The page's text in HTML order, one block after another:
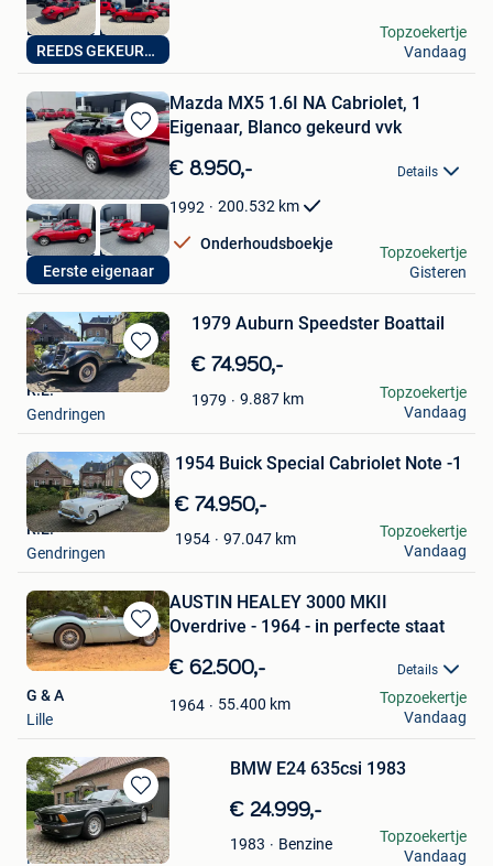
REEDS GEKEURD VVK
Drive nice BV
Overpelt
Topzoekertje
Vandaag
Bewaren
in
Mijn
Favorieten
Eerste eigenaar
Mazda MX5 1.6I NA Cabriolet, 1
Eigenaar, Blanco gekeurd vvk
€ 8.950,- Details
1992 200.532 km
Onderhoudsboekje
Drive nice BV
Overpelt
Topzoekertje
Gisteren
Bewaren
in
1979 Auburn Speedster Boattail
€ 74.950,-
1979 9.887 km
R.E.
Gendringen
Topzoekertje
Vandaag
Bewaren
in
1954 Buick Special Cabriolet Note -1
€ 74.950,-
1954 97.047 km
R.E.
Gendringen
Topzoekertje
Vandaag
Bewaren
in
Favorieten
AUSTIN HEALEY 3000 MKII
Overdrive - 1964 - in perfecte staat
€ 62.500,- Details
1964 55.400 km
G & A
Lille
Topzoekertje
Vandaag
Bewaren
in
Mijn
BMW E24 635csi 1983
€ 24.999,-
1983 Benzine
kristof
Koersel
Topzoekertje
Vandaag